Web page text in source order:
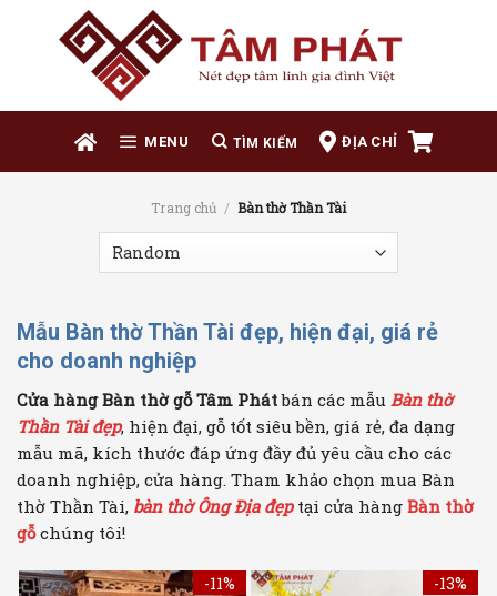
MENU ĐỊA CHỈ
Trang chủ / Bàn thờ Thần Tài
Mẫu Bàn thờ Thần Tài đẹp, hiện đại, giá rẻ
cho doanh nghiệp
Cửa hàng Bàn thờ gỗ Tâm Phátbán các mẫu Bàn thờ
Thần Tài đẹp, hiện đại, gỗ tốt siêu bền, giá rẻ, đa dạng
mẫu mã, kích thước đáp ứng đầy đủ yêu cầu cho các
doanh nghiệp, cửa hàng. Tham khảo chọn mua Bàn
thờ Thần Tài, bàn thờ Ông Địa đẹptại cửa hàng Bàn thờ
gỗchúng tôi!
-11% -13%